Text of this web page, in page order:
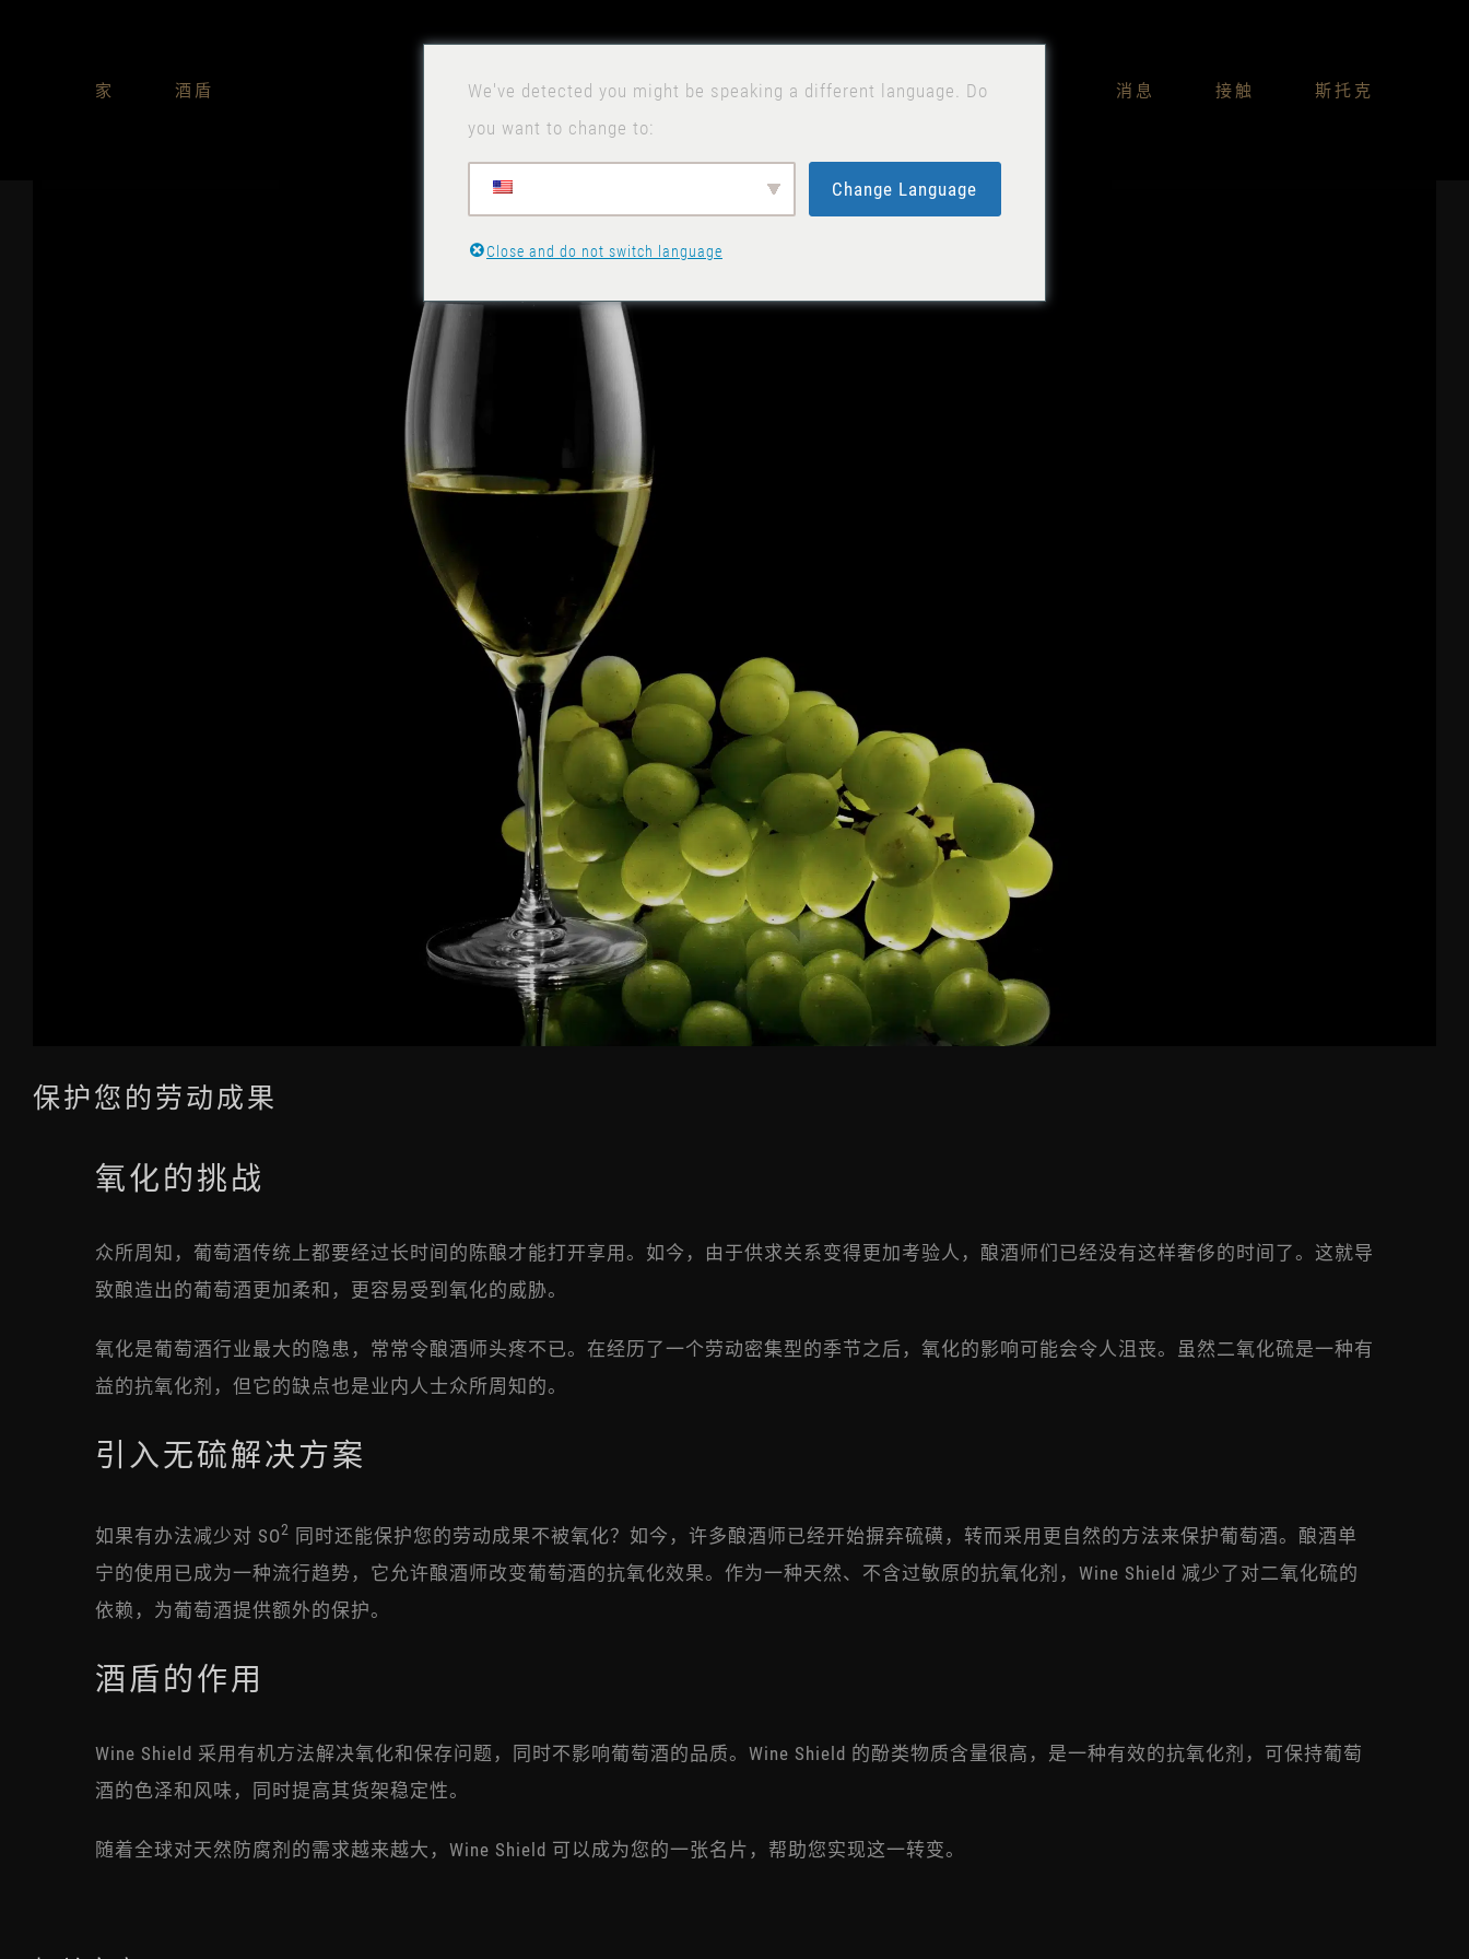
家 酒盾 消息 接触 斯托克
保护您的劳动成果
氧化的挑战
众所周知，葡萄酒传统上都要经过长时间的陈酿才能打开享用。如今，由于供求关系变得更加考验人，酿酒师们已经没有这样奢侈的时间了。这就导
致酿造出的葡萄酒更加柔和，更容易受到氧化的威胁。
氧化是葡萄酒行业最大的隐患，常常令酿酒师头疼不已。在经历了一个劳动密集型的季节之后，氧化的影响可能会令人沮丧。虽然二氧化硫是一种有
益的抗氧化剂，但它的缺点也是业内人士众所周知的。
引入无硫解决方案
如果有办法减少对 SO2 同时还能保护您的劳动成果不被氧化？如今，许多酿酒师已经开始摒弃硫磺，转而采用更自然的方法来保护葡萄酒。酿酒单
宁的使用已成为一种流行趋势，它允许酿酒师改变葡萄酒的抗氧化效果。作为一种天然、不含过敏原的抗氧化剂，Wine Shield 减少了对二氧化硫的
依赖，为葡萄酒提供额外的保护。
酒盾的作用
Wine Shield 采用有机方法解决氧化和保存问题，同时不影响葡萄酒的品质。Wine Shield 的酚类物质含量很高，是一种有效的抗氧化剂，可保持葡萄
酒的色泽和风味，同时提高其货架稳定性。
随着全球对天然防腐剂的需求越来越大，Wine Shield 可以成为您的一张名片，帮助您实现这一转变。
We've detected you might be speaking a different language. Do
you want to change to:
Change Language
Close and do not switch language